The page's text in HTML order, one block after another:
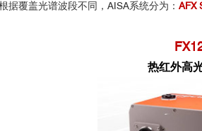
据覆盖光谱波段不同，AISA系统分为： AFX
热红外高
项目单位：马来西亚
项目简介：飞行采
范围为VNIR（400-
AisaKESTREL无人机遥感高光谱系
compensation in ground based
simple indicator for estimating the noise
spectral analysis in the VNIR–SWIR
resolution derivative spectra in remote
spectral and bidirectional soil
FENIX-1K高空间分辨率VNIR-SWIR全光谱相